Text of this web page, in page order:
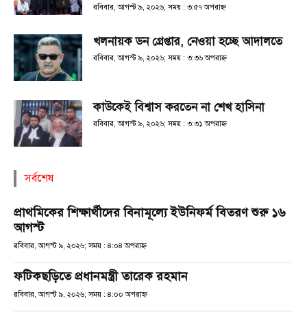
রবিবার, আগস্ট ৯, ২০২৬; সময় : ৩:৫৭ অপরাহ্ণ
খলনায়ক ডন গ্রেপ্তার, নেওয়া হচ্ছে আদালতে
রবিবার, আগস্ট ৯, ২০২৬; সময় : ৩:৩৬ অপরাহ্ণ
কাউকেই বিশ্বাস করতেন না শেখ হাসিনা
রবিবার, আগস্ট ৯, ২০২৬; সময় : ৩:৩১ অপরাহ্ণ
সর্বশেষ
প্রাথমিকের শিক্ষার্থীদের বিনামূল্যে ইউনিফর্ম বিতরণ শুরু ১৬
আগস্ট
রবিবার, আগস্ট ৯, ২০২৬; সময় : ৪:০৪ অপরাহ্ণ
ফটিকছড়িতে প্রধানমন্ত্রী তারেক রহমান
রবিবার, আগস্ট ৯, ২০২৬; সময় : ৪:০০ অপরাহ্ণ